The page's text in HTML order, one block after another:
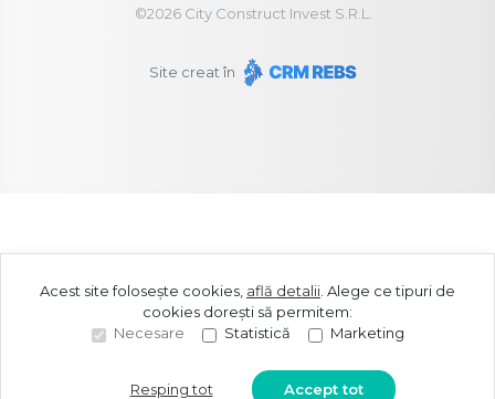
©2026City Construct Invest S.R.L.
Site creat în
Acest site folosește cookies, află detalii Alege ce tipuri de
cookies dorești să permitem:
Necesare
Statistică Marketing
Resping tot Accept tot